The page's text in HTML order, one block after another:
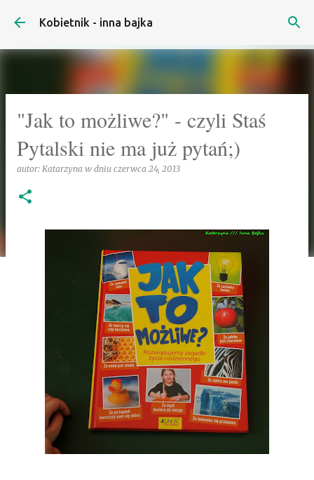
Przejdź do głównej zawartości
Kobietnik - inna bajka
"Jak to możliwe?" - czyli Staś
Pytalski nie ma już pytań;)
autor: Katarzyna w dniu czerwca 24, 2013